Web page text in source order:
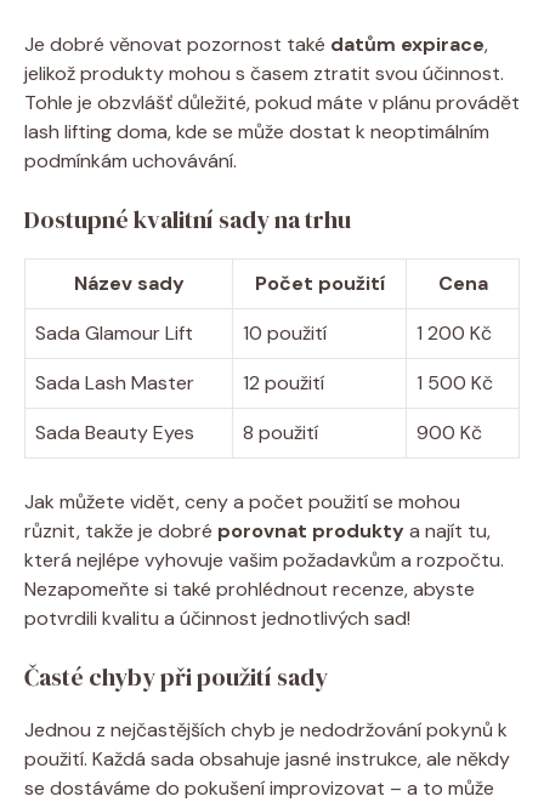
Je dobré věnovat pozornost také datům expirace,
jelikož produkty mohou s časem ztratit svou účinnost.
Tohle je obzvlášť důležité, pokud máte v plánu provádět
lash lifting doma, kde se může dostat k neoptimálním
podmínkám uchovávání.
Dostupné kvalitní sady na trhu
Název sady Počet použití
Cena
Sada Glamour Lift
10 použití
1 200 Kč
Sada Lash Master
12 použití
1 500 Kč
Sada Beauty Eyes
8 použití 900 Kč
Jak můžete vidět, ceny a počet použití se mohou
různit, takže je dobré porovnat produktya najít tu,
která nejlépe vyhovuje vašim požadavkům a rozpočtu.
Nezapomeňte si také prohlédnout recenze, abyste
potvrdili kvalitu a účinnost jednotlivých sad!
Časté chyby při použití sady
Jednou z nejčastějších chyb je nedodržování pokynů k
použití. Každá sada obsahuje jasné instrukce, ale někdy
se dostáváme do pokušení improvizovat – a to může